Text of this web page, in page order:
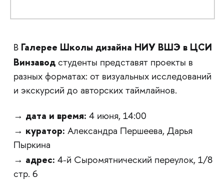
В Галерее Школы дизайна НИУ ВШЭ в ЦСИ
Винзаводстуденты представят проекты в
разных форматах: от визуальных исследований
и экскурсий до авторских таймлайнов.
→ дата и время: 4 июня, 14:00
→ куратор: Александра Першеева, Дарья
Пыркина
→ адрес: 4-й Сыромятнический переулок, 1/8
стр. 6